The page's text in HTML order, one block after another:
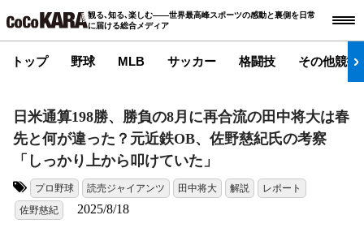
観る､知る､楽しむ――世界最高峰スポーツの感動と裏側を日常
に届ける総合メディア
トップ 野球 MLB サッカー 格闘技 その他競技
日米通算198勝、勝負の8月に再合流の田中将大は春
先と何が違った？元近鉄OB、佐野慈紀氏の考察
「しっかり上から叩けていた」
プロ野球 読売ジャイアンツ 田中将大 解説
レポート
佐野慈紀
2025/8/18